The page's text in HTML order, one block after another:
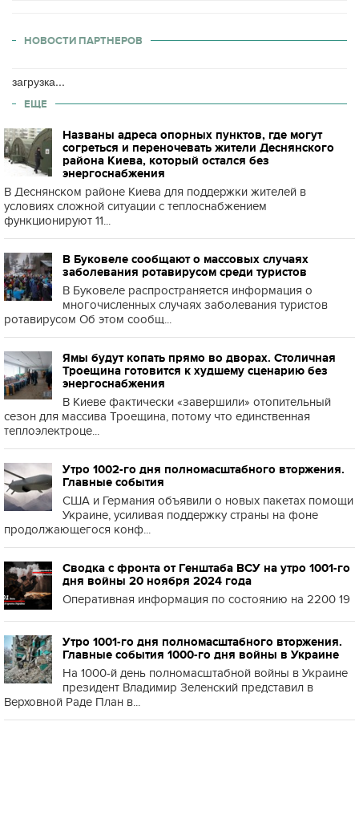
НОВОСТИ ПАРТНЕРОВ
загрузка...
ЕЩЕ
Названы адреса опорных пунктов, где могут
согреться и переночевать жители Деснянского
района Киева, который остался без
энергоснабжения
В Деснянском районе Киева для поддержки жителей в
условиях сложной ситуации с теплоснабжением
функционируют 11...
В Буковеле сообщают о массовых случаях
заболевания ротавирусом среди туристов
В Буковеле распространяется информация о
многочисленных случаях заболевания туристов
ротавирусом Об этом сообщ...
Ямы будут копать прямо во дворах. Столичная
Троещина готовится к худшему сценарию без
энергоснабжения
В Киеве фактически «завершили» отопительный
сезон для массива Троещина, потому что единственная
теплоэлектроце...
Утро 1002-го дня полномасштабного вторжения.
Главные события
США и Германия объявили о новых пакетах помощи
Украине, усиливая поддержку страны на фоне
продолжающегося конф...
Сводка с фронта от Генштаба ВСУ на утро 1001-го
дня войны 20 ноября 2024 года
Оперативная информация по состоянию на 2200 19
Утро 1001-го дня полномасштабного вторжения.
Главные события 1000-го дня войны в Украине
На 1000-й день полномасштабной войны в Украине
президент Владимир Зеленский представил в
Верховной Раде План в...